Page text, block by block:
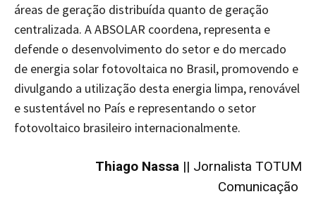
áreas de geração distribuída quanto de geração
centralizada. A ABSOLAR coordena, representa e
defende o desenvolvimento do setor e do mercado
de energia solar fotovoltaica no Brasil, promovendo e
divulgando a utilização desta energia limpa, renovável
e sustentável no País e representando o setor
fotovoltaico brasileiro internacionalmente.
Thiago Nassa || Jornalista TOTUM
Comunicação